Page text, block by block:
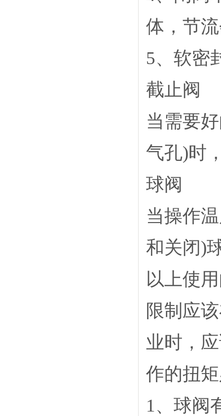
体，节
5、软密
截止阀
当需要
气孔)时
球阀
当操作
和关闭)
以上使
限制应
业时，
作的扭
1、球阀